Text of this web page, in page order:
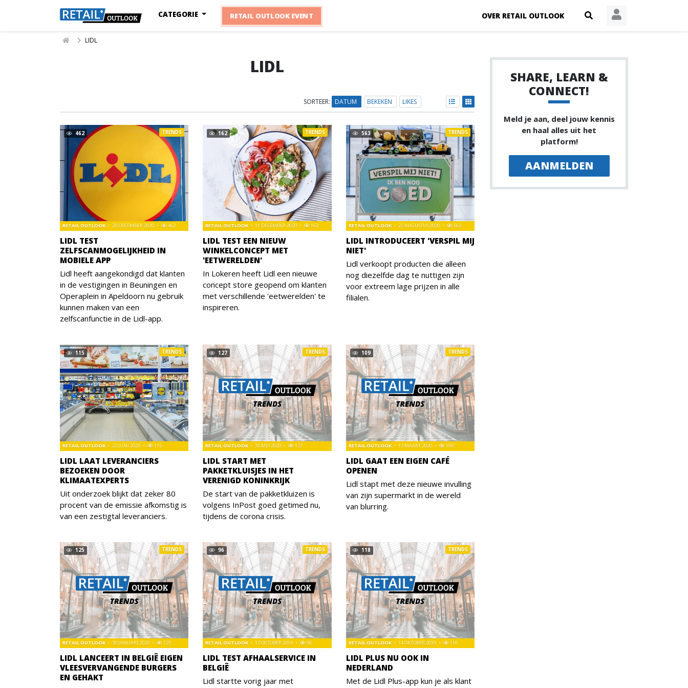
OVER RETAIL OUTLOOK
CATEGORIE RETAIL OUTLOOK EVENT
LIDL
LIDL
SORTEER: DATUM BEKEKEN LIKES
462
LIDL TEST
ZELFSCANMOGELIJKHEID IN
MOBIELE APP
RETAIL OUTLOOK 20 DECEMBER 2020 462
TRENDS
Lidl heeft aangekondigd dat klanten
in de vestigingen in Beuningen en
Operaplein in Apeldoorn nu gebruik
kunnen maken van een
zelfscanfunctie in de Lidl-app.
162
LIDL TEST EEN NIEUW
WINKELCONCEPT MET
'EETWERELDEN'
RETAIL OUTLOOK 11 DECEMBER 2020 162
TRENDS
In Lokeren heeft Lidl een nieuwe
concept store geopend om klanten
met verschillende 'eetwerelden' te
inspireren.
563
LIDL INTRODUCEERT 'VERSPIL MIJ
NIET'
RETAIL OUTLOOK 27 AUGUSTUS 2020 563
TRENDS
Lidl verkoopt producten die alleen
nog diezelfde dag te nuttigen zijn
voor extreem lage prijzen in alle
filialen.
115
LIDL LAAT LEVERANCIERS
BEZOEKEN DOOR
KLIMAATEXPERTS
RETAIL OUTLOOK 22 JUNI 2020 115
TRENDS
Uit onderzoek blijkt dat zeker 80
procent van de emissie afkomstig is
van een zestigtal leveranciers.
127
LIDL START MET
PAKKETKLUISJES IN HET
VERENIGD KONINKRIJK
RETAIL OUTLOOK 18 MEI 2020 127
TRENDS
De start van de pakketkluizen is
volgens InPost goed getimed nu,
tijdens de corona crisis.
109
LIDL GAAT EEN EIGEN CAFÉ
OPENEN
RETAIL OUTLOOK 13 MAART 2020 109
TRENDS
Lidl stapt met deze nieuwe invulling
van zijn supermarkt in de wereld
van blurring.
125
LIDL LANCEERT IN BELGIË EIGEN
VLEESVERVANGENDE BURGERS
EN GEHAKT
RETAIL OUTLOOK 30 JANUARI 2020 125
TRENDS 96
LIDL TEST AFHAALSERVICE IN
BELGIË
RETAIL OUTLOOK 17 OKTOBER 2019 96
TRENDS
Lidl startte vorig jaar met
118
LIDL PLUS NU OOK IN
NEDERLAND
RETAIL OUTLOOK 14 OKTOBER 2019 118
TRENDS
Met de Lidl Plus-app kun je als klant
SHARE, LEARN &
CONNECT!
Meld je aan, deel jouw kennis
en haal alles uit het
platform!
AANMELDEN